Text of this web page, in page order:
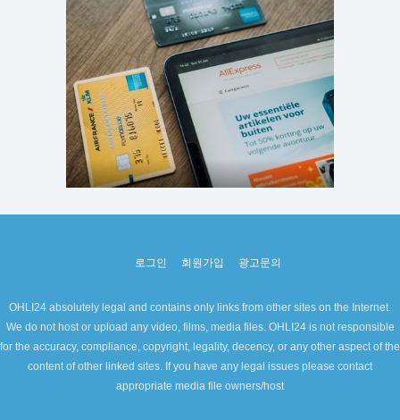
로그인 회원가입 광고문의
OHLI24 absolutely legal and contains only links from other sites on the Internet.
We do not host or upload any video, films, media files. OHLI24 is not responsible
for the accuracy, compliance, copyright, legality, decency, or any other aspect of the
content of other linked sites. If you have any legal issues please contact
appropriate media file owners/host